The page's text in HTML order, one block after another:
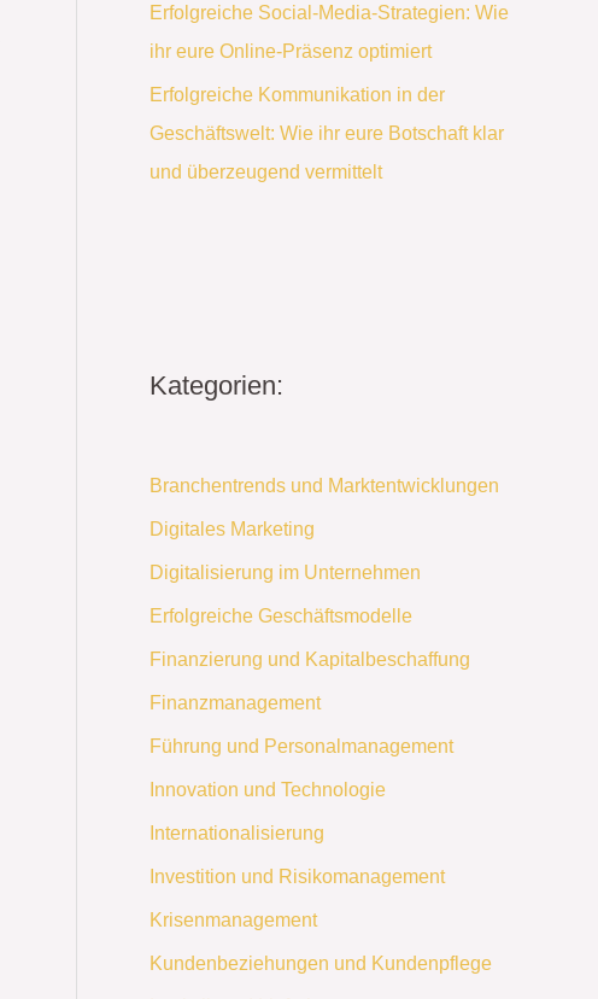
Erfolgreiche Social-Media-Strategien: Wie
ihr eure Online-Präsenz optimiert
Erfolgreiche Kommunikation in der
Geschäftswelt: Wie ihr eure Botschaft klar
und überzeugend vermittelt
Kategorien:
Branchentrends und Marktentwicklungen
Digitales Marketing
Digitalisierung im Unternehmen
Erfolgreiche Geschäftsmodelle
Finanzierung und Kapitalbeschaffung
Finanzmanagement
Führung und Personalmanagement
Innovation und Technologie
Internationalisierung
Investition und Risikomanagement
Krisenmanagement
Kundenbeziehungen und Kundenpflege